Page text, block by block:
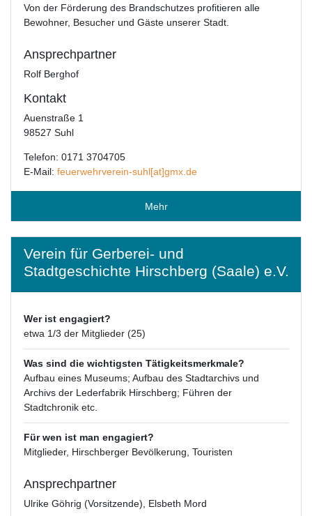
Von der Förderung des Brandschutzes profitieren alle
Bewohner, Besucher und Gäste unserer Stadt.
Ansprechpartner
Rolf Berghof
Kontakt
Auenstraße 1
98527 Suhl
Telefon: 0171 3704705
E-Mail: feuerwehrverein-suhl[at]gmx.de
Mehr
Verein für Gerberei- und
Stadtgeschichte Hirschberg (Saale) e.V.
Wer ist engagiert?
etwa 1/3 der Mitglieder (25)
Was sind die wichtigsten Tätigkeitsmerkmale?
Aufbau eines Museums; Aufbau des Stadtarchivs und
Archivs der Lederfabrik Hirschberg; Führen der
Stadtchronik etc.
Für wen ist man engagiert?
Mitglieder, Hirschberger Bevölkerung, Touristen
Ansprechpartner
Ulrike Göhrig (Vorsitzende), Elsbeth Mord